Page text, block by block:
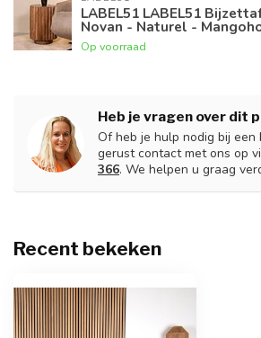
LABEL51 LABEL51
Novan - Naturel -
Op voorraad
Heb je vragen over dit
Of heb je hulp nodig bij een
gerust contact met ons op
366. We helpen u graag
Recent bekeken